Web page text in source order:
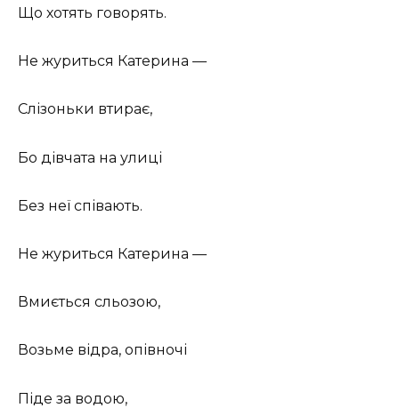
Що хотять говорять.
Не журиться Катерина —
Слізоньки втирає,
Бо дівчата на улиці
Без неї співають.
Не журиться Катерина —
Вмиється сльозою,
Возьме відра, опівночі
Піде за водою,